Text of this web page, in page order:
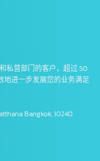
须登记的商品